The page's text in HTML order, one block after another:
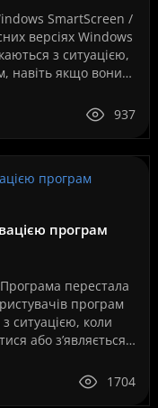
SmartScreen /
версіях Windows
з ситуацією,
навіть якщо вони
937
програм
перестала
програм
ситуацією, коли
або з’являється
1704